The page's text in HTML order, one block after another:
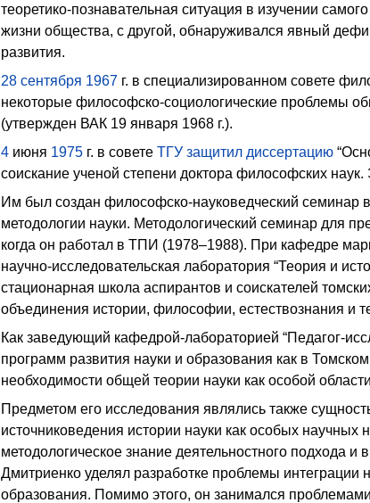
теоретико-познавательная ситуация в изучении
жизни общества, с другой, обнаруживался явный
развития.
28 сентября 1967г. в специализированном совете
некоторые философско-социологические проблемы
(утвержден ВАК 19 января 1968 г.).
4 июня 1975г. в совете ТГУ защитил диссертацию
соискание ученой степени доктора философских
Им был создан философско-науковедческий семинар в
методологии науки. Методологический семинар для
когда он работал в ТПИ (1978–1988). При кафедре
научно-исследовательская лаборатория “Теория и
стационарная школа аспирантов и соискателей
объединения истории, философии, естествознания и
Как заведующий кафедрой-лабораторией “Педагог-
программ развития науки и образования как в
необходимости общей теории науки как особой
Предметом его исследования являлись также
источниковедения истории науки как особых
методологическое знание деятельностного подхода
Дмитриенко уделял разработке проблемы интеграции
образования. Помимо этого, он занимался